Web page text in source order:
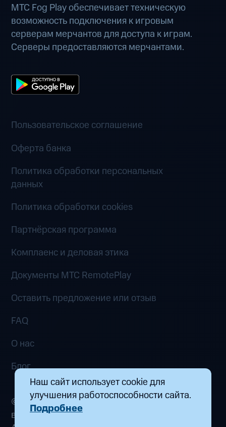
Наш сайт использует cookie для
улучшения работоспособности сайта.
Подробнее
МТС Fog Play обеспечивает техническую
возможность подключения к игровым
серверам мерчантов для доступа к играм.
Серверы предоставляются мерчантами.
Пользовательское соглашение
Оферта банка
Политика обработки персональных
данных
Политика обработки cookies
Партнёрская программа
Комплаенс и деловая этика
Документы MTC RemotePlay
Оставить предложение или отзыв
FAQ
О нас
Блог
© 2026 ООО «Маркетплейс распределенных
вычислений». Все права защищены